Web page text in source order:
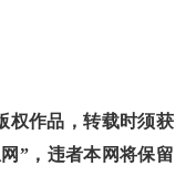
作品，转载时须获
”，违者本网将保留